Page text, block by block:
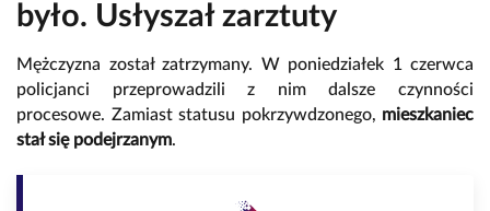
było. Usłyszał zarztuty
Mężczyzna został zatrzymany. W poniedziałek 1 czerwca
policjanci przeprowadzili z nim dalsze czynności
procesowe. Zamiast statusu pokrzywdzonego, mieszkaniec
stał się podejrzanym.